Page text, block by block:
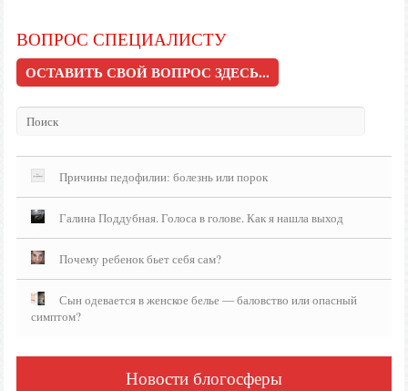
ВОПРОС СПЕЦИАЛИСТУ
ОСТАВИТЬ СВОЙ ВОПРОС ЗДЕСЬ...
Причины педофилии: болезнь или порок
Галина Поддубная. Голоса в голове. Как я нашла выход
Почему ребенок бьет себя сам?
Сын одевается в женское белье — баловство или опасный
симптом?
Новости блогосферы